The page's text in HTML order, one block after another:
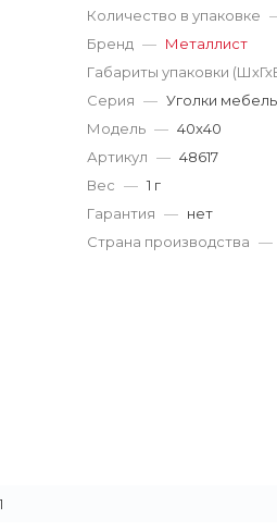
Количество в упаковке
Бренд — Металлист
Габариты упаковки
Серия — Уголки
Модель — 40x40
Артикул — 48617
Вес — 1 г
Гарантия — нет
Страна производства —
1